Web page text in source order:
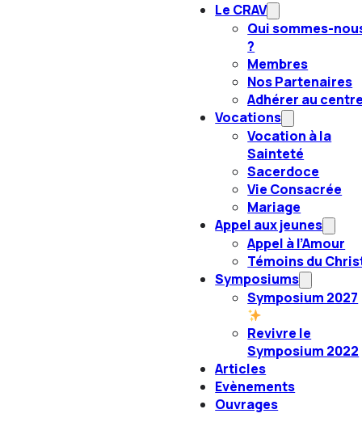
Le CRAV
Qui sommes-
?
Membres
Nos Partenaires
Adhérer au
Vocations
Vocation à la
Sainteté
Sacerdoce
Vie Consacrée
Mariage
Appel aux jeunes
Appel à l’Amour
Témoins du
Symposiums
Symposium 2027
Revivre le
Symposium 2022
Articles
Evènements
Ouvrages